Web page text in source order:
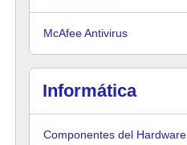
McAfee Antivirus
Informática
Componentes del Hardware